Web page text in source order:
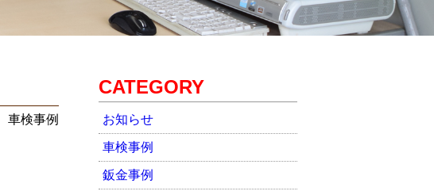
車検事例
CATEGORY
お知らせ
車検事例
鈑金事例